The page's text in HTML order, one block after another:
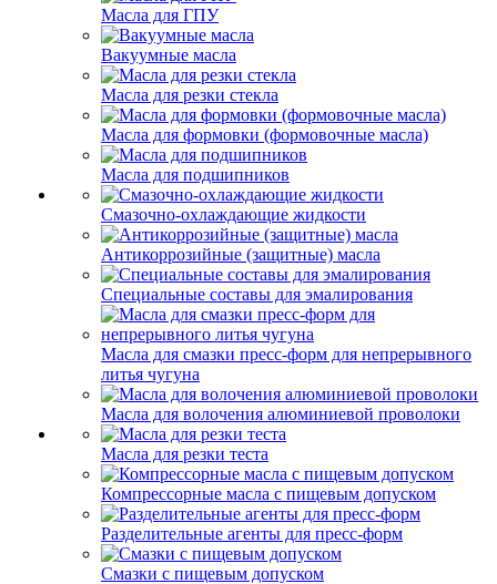
Масла для ГПУ
Вакуумные масла
Масла для резки стекла
Масла для формовки (формовочные масла)
Масла для подшипников
Смазочно-охлаждающие жидкости
Антикоррозийные (защитные) масла
Специальные составы для эмалирования
Масла для смазки пресс-форм для непрерывного
литья чугуна
Масла для волочения алюминиевой проволоки
Масла для резки теста
Компрессорные масла с пищевым допуском
Разделительные агенты для пресс-форм
Смазки с пищевым допуском